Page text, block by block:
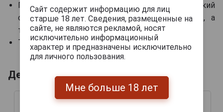
Гастрономические сочетания: дыня, греческий
салат, десерты на основе красных фруктов, а
также аперитив и коктейли.
Температура сервировки: 8 °C.
Деревянные ящики
Сайт содержит информацию для лиц
старше 18 лет. Сведения, размещенные на
сайте, не являются рекламой, носят
исключительно информационный
характер и предназначены исключительно
для личного пользования.
Мне больше 18 лет